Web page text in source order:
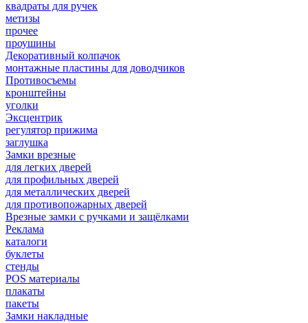
квадраты для ручек
метизы
прочее
проушины
Декоративный колпачок
монтажные пластины для доводчиков
Противосъемы
кронштейны
уголки
Эксцентрик
регулятор прижима
заглушка
Замки врезные
для легких дверей
для профильных дверей
для металлических дверей
для противопожарных дверей
Врезные замки с ручками и защёлками
Реклама
каталоги
буклеты
стенды
POS материалы
плакаты
пакеты
Замки накладные